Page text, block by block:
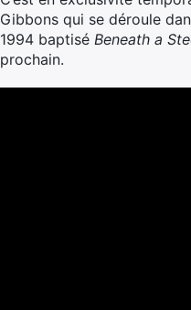
Gibbons qui se déroule
1994 baptisé Beneath a
prochain.